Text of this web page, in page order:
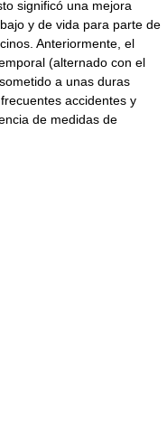
significó una mejora
y de vida para parte de
Anteriormente, el
(alternado con el
a unas duras
accidentes y
de medidas de